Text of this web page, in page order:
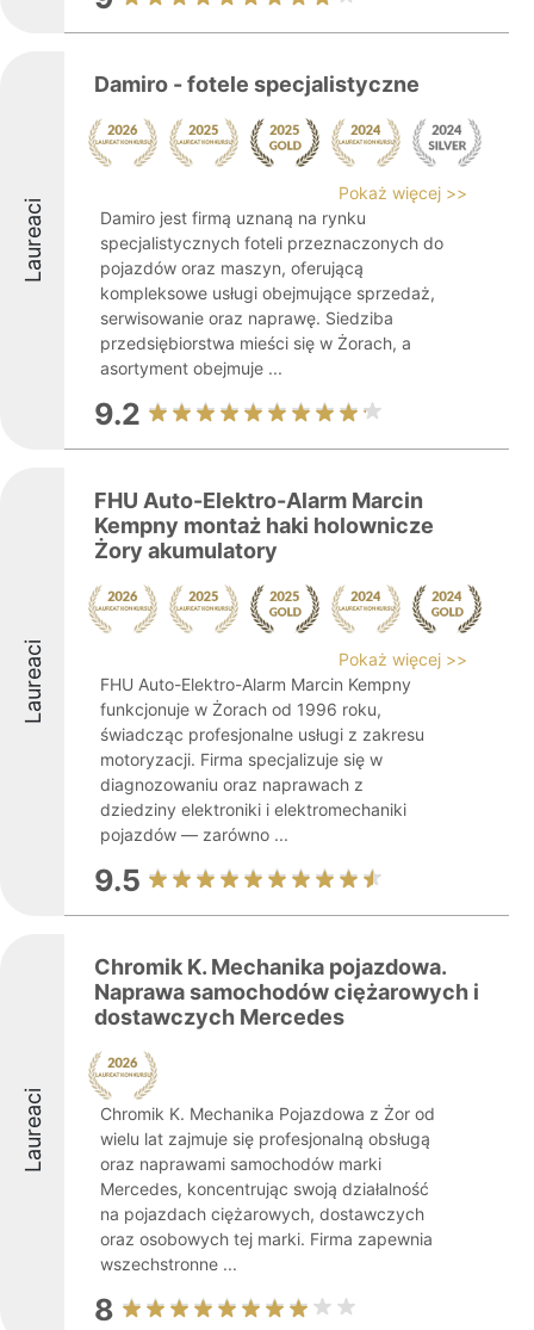
Laureaci
Damiro - fotele specjalistyczne
Pokaż więcej >>
Damiro jest firmą uznaną na rynku
specjalistycznych foteli przeznaczonych do
pojazdów oraz maszyn, oferującą
kompleksowe usługi obejmujące sprzedaż,
serwisowanie oraz naprawę. Siedziba
przedsiębiorstwa mieści się w Żorach, a
asortyment obejmuje ...
9.2
Laureaci
FHU Auto-Elektro-Alarm Marcin
Kempny montaż haki holownicze
Żory akumulatory
Pokaż więcej >>
FHU Auto-Elektro-Alarm Marcin Kempny
funkcjonuje w Żorach od 1996 roku,
świadcząc profesjonalne usługi z zakresu
motoryzacji. Firma specjalizuje się w
diagnozowaniu oraz naprawach z
dziedziny elektroniki i elektromechaniki
pojazdów — zarówno ...
9.5
Laureaci
Chromik K. Mechanika pojazdowa.
Naprawa samochodów ciężarowych i
dostawczych Mercedes
Chromik K. Mechanika Pojazdowa z Żor od
wielu lat zajmuje się profesjonalną obsługą
oraz naprawami samochodów marki
Mercedes, koncentrując swoją działalność
na pojazdach ciężarowych, dostawczych
oraz osobowych tej marki. Firma zapewnia
wszechstronne ...
8